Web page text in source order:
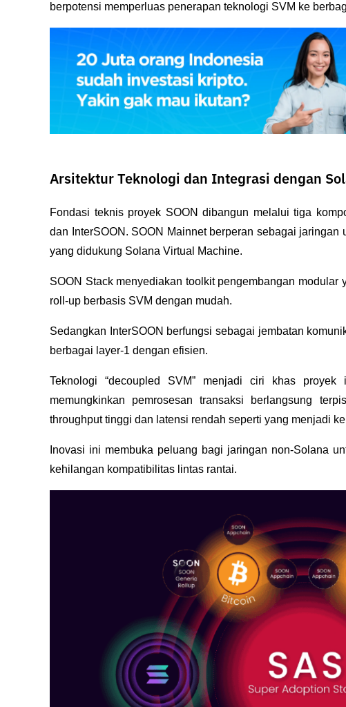
berpotensi memperluas penerapan teknologi SVM ke
Arsitektur Teknologi dan Integrasi dengan
Fondasi teknis proyek SOON dibangun melalui tiga
dan InterSOON. SOON Mainnet berperan sebagai jaringan
yang didukung Solana Virtual Machine.
SOON Stack menyediakan toolkit pengembangan modular
roll-up berbasis SVM dengan mudah.
Sedangkan InterSOON berfungsi sebagai jembatan
berbagai layer-1 dengan efisien.
Teknologi “decoupled SVM” menjadi ciri khas proyek
memungkinkan pemrosesan transaksi berlangsung
throughput tinggi dan latensi rendah seperti yang menjadi
Inovasi ini membuka peluang bagi jaringan non-Solana
kehilangan kompatibilitas lintas rantai.